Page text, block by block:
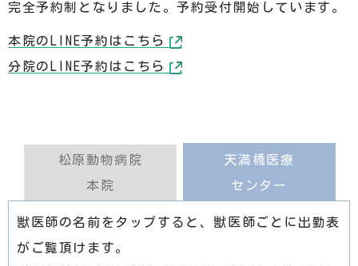
完全予約制となりました。予約受付開始しています。
本院のLINE予約はこちら
分院のLINE予約はこちら
松原動物病院
本院
天満橋医療
センター
獣医師の名前をタップすると、獣医師ごとに出勤表
がご覧頂けます。